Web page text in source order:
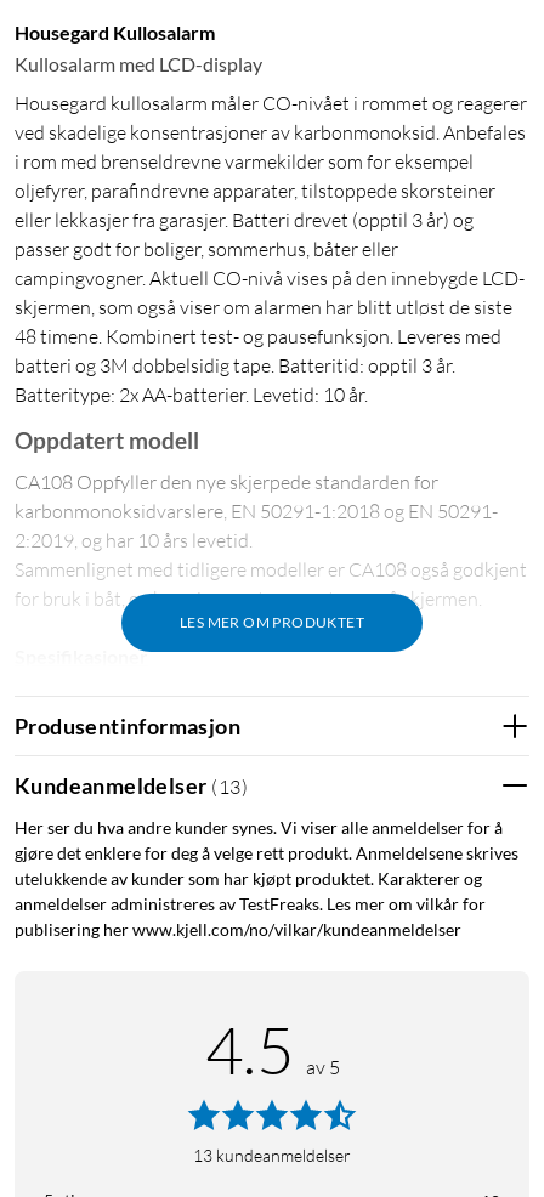
Housegard Kullosalarm
Kullosalarm med LCD-display
Housegard kullosalarm måler CO-nivået i rommet og reagerer
ved skadelige konsentrasjoner av karbonmonoksid. Anbefales
i rom med brenseldrevne varmekilder som for eksempel
oljefyrer, parafindrevne apparater, tilstoppede skorsteiner
eller lekkasjer fra garasjer. Batteri drevet (opptil 3 år) og
passer godt for boliger, sommerhus, båter eller
campingvogner. Aktuell CO-nivå vises på den innebygde LCD-
skjermen, som også viser om alarmen har blitt utløst de siste
48 timene. Kombinert test- og pausefunksjon. Leveres med
batteri og 3M dobbelsidig tape. Batteritid: opptil 3 år.
Batteritype: 2x AA-batterier. Levetid: 10 år.
LES MER OM PRODUKTET
Oppdatert modell
CA108 Oppfyller den nye skjerpede standarden for
karbonmonoksidvarslere, EN 50291-1:2018 og EN 50291-
2:2019, og har 10 års levetid.
Sammenlignet med tidligere modeller er CA108 også godkjent
for bruk i båt, og kan vise romtemperaturen på skjermen.
Spesifikasjoner
Alarmsignal: ≥ 85 dB / 3 m
Strømforsyning: 2x AA-batterier (utbytbara)
Temperaturområde: -10 °C till 40 °C
Mål: 73x120 mm
I pakken
Karbonmonoksidvarsler
2x AA-batterier
Produsentinformasjon
Kundeanmeldelser ( 13)
Her ser du hva andre kunder synes. Vi viser alle anmeldelser for å
gjøre det enklere for deg å velge rett produkt. Anmeldelsene skrives
utelukkende av kunder som har kjøpt produktet. Karakterer og
anmeldelser administreres av TestFreaks. Les mer om vilkår for
publisering her www.kjell.com/no/vilkar/kundeanmeldelser
4.5 av 5
13 kundeanmeldelser